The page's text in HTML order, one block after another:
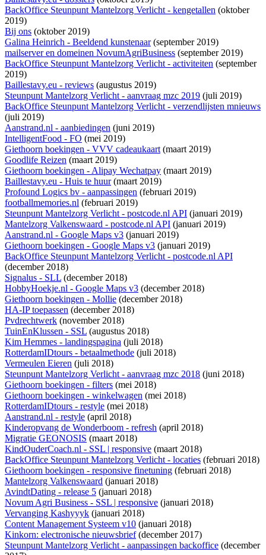
BackOffice Steunpunt Mantelzorg Verlicht - kengetallen (oktober
2019)
Bij ons (oktober 2019)
Galina Heinrich - Beeldend kunstenaar(september 2019)
mailserver en domeinen NovumAgriBusiness (september 2019)
BackOffice Steunpunt Mantelzorg Verlicht - activiteiten (september
2019)
Baillestavy.eu - reviews (augustus 2019)
Steunpunt Mantelzorg Verlicht - aanvraag mzc 2019 (juli 2019)
BackOffice Steunpunt Mantelzorg Verlicht - verzendlijsten mnieuws
(juli 2019)
Aanstrand.nl - aanbiedingen (juni 2019)
IntelligentFood - FO (mei 2019)
Giethoorn boekingen - VVV cadeaukaart(maart 2019)
Goodlife Reizen (maart 2019)
Giethoorn boekingen - Alipay Wechatpay (maart 2019)
Baillestavy.eu - Huis te huur(maart 2019)
Profound Logics bv - aanpassingen (februari 2019)
footballmemories.nl (februari 2019)
Steunpunt Mantelzorg Verlicht - postcode.nl API (januari 2019)
Mantelzorg Valkenswaard - postcode.nl API (januari 2019)
Aanstrand.nl - Google Maps v3 (januari 2019)
Giethoorn boekingen - Google Maps v3 (januari 2019)
BackOffice Steunpunt Mantelzorg Verlicht - postcode.nl API
(december 2018)
Signalus - SLL (december 2018)
HobbyHoekje.nl - Google Maps v3 (december 2018)
Giethoorn boekingen - Mollie (december 2018)
HA-IP toepassen (december 2018)
Pvdrechtwerk (november 2018)
TuinEnKlussen - SSL (augustus 2018)
Kim Hemmes - landingspagina (juli 2018)
RotterdamIDtours - betaalmethode (juli 2018)
Vermeulen Eieren (juli 2018)
Steunpunt Mantelzorg Verlicht - aanvraag mzc 2018 (juni 2018)
Giethoorn boekingen - filters (mei 2018)
Giethoorn boekingen - winkelwagen (mei 2018)
RotterdamIDtours - restyle (mei 2018)
Aanstrand.nl - restyle (april 2018)
Kinderopvang de Wonderboom - refresh (april 2018)
Migratie GEONOSIS (maart 2018)
KindOuderCoach.nl - SSL | responsive (maart 2018)
BackOffice Steunpunt Mantelzorg Verlicht - locaties (februari 2018)
Giethoorn boekingen - responsive finetuning (februari 2018)
Mantelzorg Valkenswaard (januari 2018)
AvindtDating - release 5 (januari 2018)
Novum Agri Business - SSL | responsive (januari 2018)
Vervanging Kashyyyk (januari 2018)
Content Management Systeem v10 (januari 2018)
Kinkorn: electronische nieuwsbrief(december 2017)
Steunpunt Mantelzorg Verlicht - aanpassingen backoffice (december